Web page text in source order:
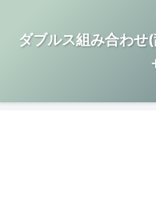
ダブルス組み合わ